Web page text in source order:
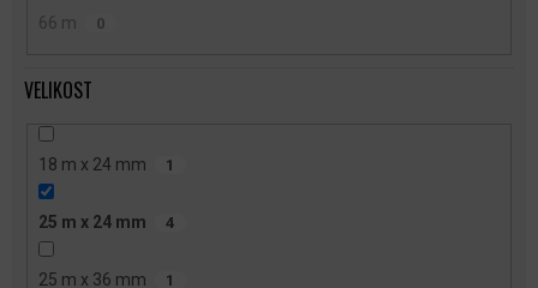
66 m 0
VELIKOST
18 m x 24 mm 1
25 m x 24 mm 4
25 m x 36 mm 1